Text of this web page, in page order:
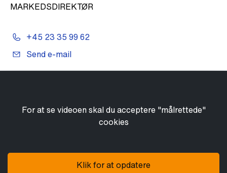
MARKEDSDIREKTØR
+45 23 35 99 62
Send e-mail
For at se videoen skal du acceptere "målrettede"
cookies
Klik for at opdatere